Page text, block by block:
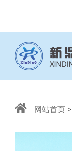
content
网站首页